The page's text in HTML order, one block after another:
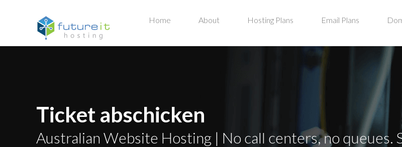
Home About Hosting Plans Email Plans
Ticket abschicken
Australian Website Hosting | No call centers, no queues.